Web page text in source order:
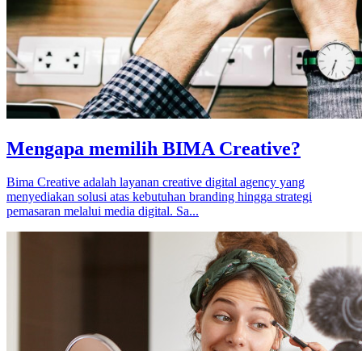
Mengapa memilih BIMA Creative?
Bima Creative adalah layanan creative digital agency yang
menyediakan solusi atas kebutuhan branding hingga strategi
pemasaran melalui media digital. Sa...